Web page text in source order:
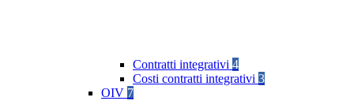
Contratti integrativi 4
Costi contratti integrativi 3
OIV 7